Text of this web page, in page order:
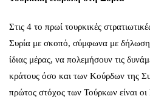
Στις 4 το πρωί τουρκικές
Συρία με σκοπό, σύμφωνα με
ίδιας μέρας, να πολεμήσουν τις
κράτους όσο και των Κούρδων της
πρώτος στόχος των Τούρκων είναι οι